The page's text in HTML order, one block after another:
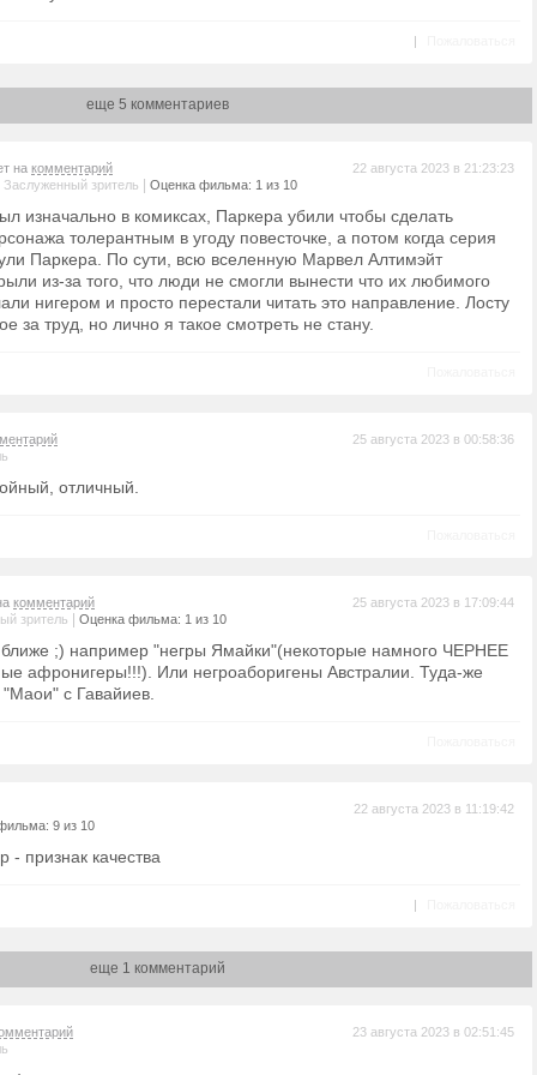
|
еще 5 комментариев
на комментарий
Заслуженный зритель Оценка фильма: 1 из 10
22 августа 2023 в 21:23:23
изначально в комиксах, Паркера убили чтобы сделать
толерантным в угоду повесточке, а потом когда серия
Паркера. По сути, всю вселенную Марвел Алтимэйт
из-за того, что люди не смогли вынести что их любимого
нигером и просто перестали читать это направление. Лосту
за труд, но лично я такое смотреть не стану.
25 августа 2023 в 00:58:36
отличный.
комментарий
зритель
Оценка фильма: 1 из 10
25 августа 2023 в 17:09:44
ближе ;) например "негры Ямайки"(некоторые намного ЧЕРНЕЕ
афронигеры!!!). Или негроаборигены Австралии. Туда-же
с Гавайиев.
9 из 10
22 августа 2023 в 11:19:42
- признак качества
|
еще 1 комментарий
23 августа 2023 в 02:51:45